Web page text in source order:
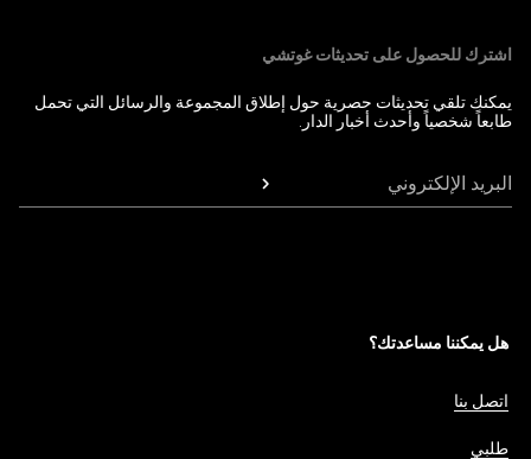
اشترك للحصول على تحديثات غوتشي
يمكنك تلقي تحديثات حصرية حول إطلاق المجموعة والرسائل التي تحمل
طابعاً شخصياً وأحدث أخبار الدار.
البريد الإلكتروني
هل يمكننا مساعدتك؟
اتصل بنا
طلبي